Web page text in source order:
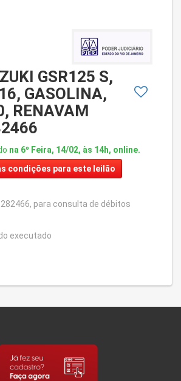
GSR125 S,
GASOLINA,
RENAVAM
na 6º Feira, 14/02, às 14h, online.
condições para este leilão
para consulta de débitos
executado